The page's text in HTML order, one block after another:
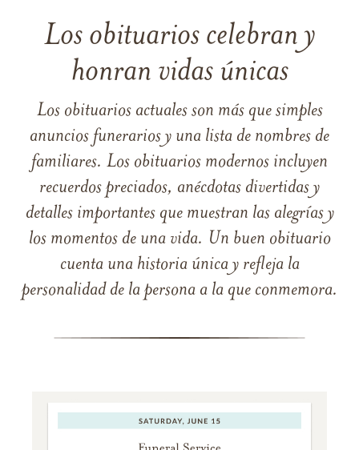
Los obituarios celebran y
honran vidas únicas
Los obituarios actuales son más que simples
anuncios funerarios y una lista de nombres de
familiares. Los obituarios modernos incluyen
recuerdos preciados, anécdotas divertidas y
detalles importantes que muestran las alegrías y
los momentos de una vida. Un buen obituario
cuenta una historia única y refleja la
personalidad de la persona a la que conmemora.